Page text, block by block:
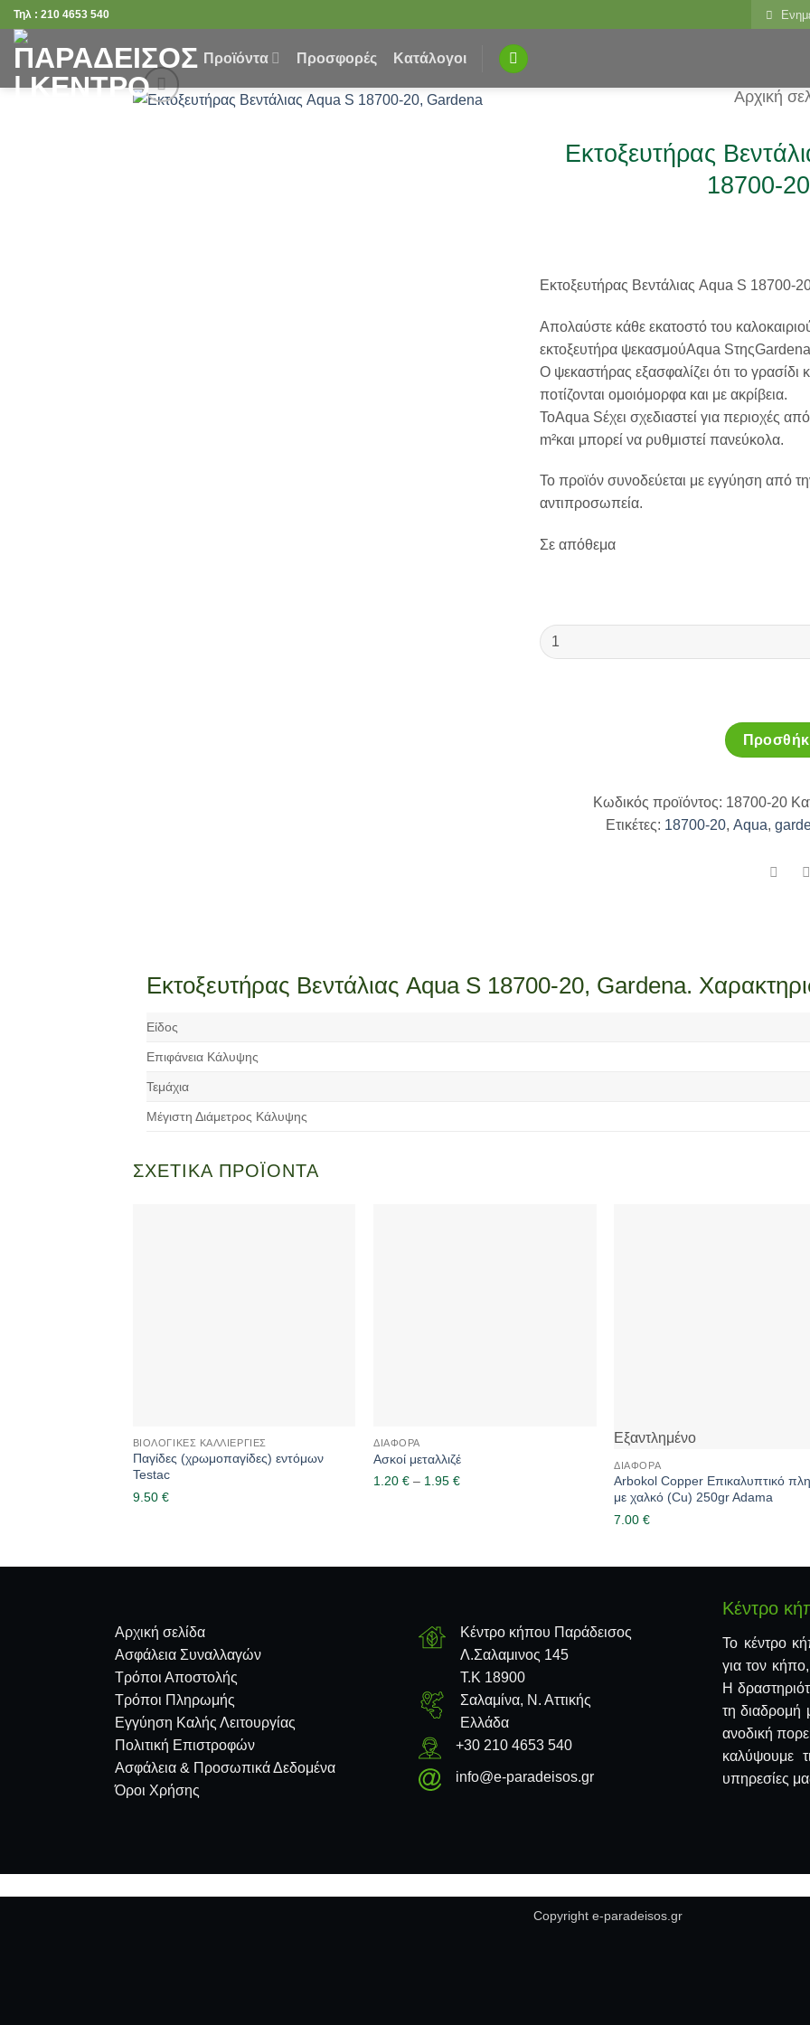
Μετάβαση
στο
περιεχόμενο
Τηλ : 210 4653 540
Προϊόντα Προσφορές Κατάλογοι
Αρχική
Εκτοξευτήρας
18700-
Εκτοξευτήρας Βεντάλιας Aqua S 18700-
Απολαύστε κάθε εκατοστό του
εκτοξευτήρα ψεκασμούAqua
Ο ψεκαστήρας εξασφαλίζει ότι το γρασίδι
ποτίζονται ομοιόμορφα και με ακρίβεια.
ΤοAqua Sέχει σχεδιαστεί για περιοχές
m²και μπορεί να ρυθμιστεί πανεύκολα.
Το προϊόν συνοδεύεται με εγγύηση από
αντιπροσωπεία.
Σε απόθεμα
Εκτοξευτήρας
Βεντάλιας
Κωδικός προϊόντος: 18700-20
Ετικέτες: 18700-20, Aqua,
Εκτοξευτήρας Βεντάλιας Aqua S 18700-20, Gardena.
Είδος
Επιφάνεια Κάλυψης
Τεμάχια
Μέγιστη Διάμετρος Κάλυψης
ΣΧΕΤΙΚΆ ΠΡΟΪΌΝΤΑ
ΒΙΟΛΟΓΙΚΈΣ ΚΑΛΛΙΈΡΓΙΕΣ
Παγίδες (χρωμοπαγίδες) εντόμων
Testac
9.50 €
ΔΙΆΦΟΡΑ
Ασκοί μεταλλιζέ
1.20€ – 1.95€
1.95 €
Εξαντλημένο
ΔΙΆΦΟΡΑ
Arbokol Copper Επικαλυπτικό
με χαλκό (Cu) 250gr Adama
7.00€
Αρχική σελίδα
Ασφάλεια Συναλλαγών
Τρόποι Αποστολής
Τρόποι Πληρωμής
Εγγύηση Καλής Λειτουργίας
Πολιτική Επιστροφών
Ασφάλεια & Προσωπικά Δεδομένα
Όροι Χρήσης
Κέντρο κήπου Παράδεισος
Λ.Σαλαμινος 145
Τ.Κ 18900
Σαλαμίνα, Ν. Αττικής
Ελλάδα
+30 210 4653 540
info@e-paradeisos.gr
Κέντρο
Το κέντρο
για τον
Η
τη διαδρομή
ανοδική
καλύψουμε
υπηρεσίες
Copyright e-paradeisos.gr